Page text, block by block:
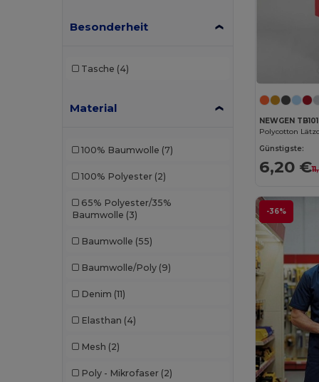
Besonderheit
Tasche (4)
Material
100% Baumwolle (7)
100% Polyester (2)
65% Polyester/35%
Baumwolle (3)
Baumwolle (55)
Baumwolle/Poly (9)
Denim (11)
Elasthan (4)
Mesh (2)
Poly - Mikrofaser (2)
NEWGEN TB101
Günstigste:
6,20 €
-36%